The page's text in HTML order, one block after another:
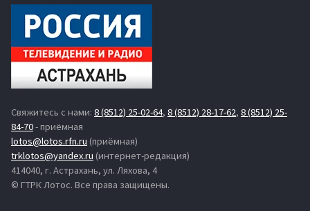
Свяжитесь с нами: 8 (8512) 25-02-64, 8 (8512) 28-17-62, 8 (8512) 25-
84-70- приёмная
lotos@lotos.rfn.ru (приёмная)
trklotos@yandex.ru (интернет-редакция)
414040, г. Астрахань, ул. Ляхова, 4
© ГТРК Лотос. Все права защищены.